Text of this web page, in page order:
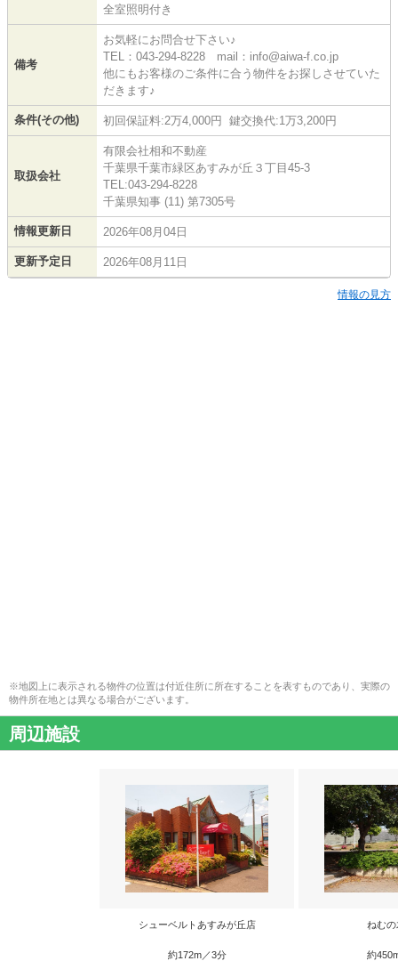
全室照明付き
備考
お気軽にお問合せ下さい♪
TEL：043-294-8228 mail：info@aiwa-f.co.jp
他にもお客様のご条件に合う物件をお探しさせていた
だきます♪
条件(その他) 初回保証料:2万4,000円 鍵交換代:1万3,200円
取扱会社
有限会社相和不動産
千葉県千葉市緑区あすみが丘３丁目45-3
TEL:043-294-8228
千葉県知事 (11) 第7305号
情報更新日 2026年08月04日
更新予定日 2026年08月11日
情報の見方
※地図上に表示される物件の位置は付近住所に所在することを表すものであり、実際の
物件所在地とは異なる場合がございます。
周辺施設
シューベルトあすみが丘店
約172m／3分
ねむの
約